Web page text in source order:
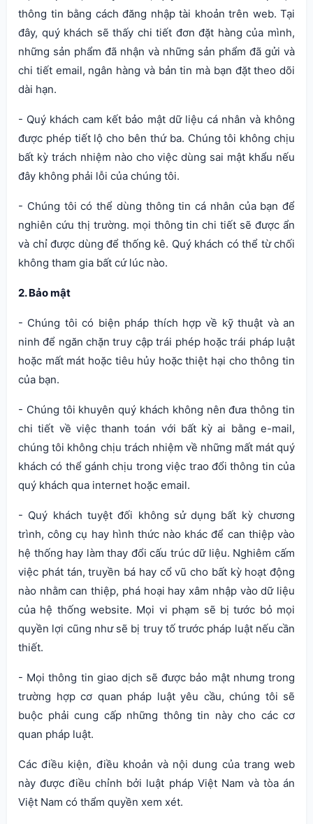
thông tin bằng cách đăng nhập tài khoản trên web. Tại
đây, quý khách sẽ thấy chi tiết đơn đặt hàng của mình,
những sản phẩm đã nhận và những sản phẩm đã gửi và
chi tiết email, ngân hàng và bản tin mà bạn đặt theo dõi
dài hạn.
- Quý khách cam kết bảo mật dữ liệu cá nhân và không
được phép tiết lộ cho bên thứ ba. Chúng tôi không chịu
bất kỳ trách nhiệm nào cho việc dùng sai mật khẩu nếu
đây không phải lỗi của chúng tôi.
- Chúng tôi có thể dùng thông tin cá nhân của bạn để
nghiên cứu thị trường. mọi thông tin chi tiết sẽ được ẩn
và chỉ được dùng để thống kê. Quý khách có thể từ chối
không tham gia bất cứ lúc nào.
2. Bảo mật
- Chúng tôi có biện pháp thích hợp về kỹ thuật và an
ninh để ngăn chặn truy cập trái phép hoặc trái pháp luật
hoặc mất mát hoặc tiêu hủy hoặc thiệt hại cho thông tin
của bạn.
- Chúng tôi khuyên quý khách không nên đưa thông tin
chi tiết về việc thanh toán với bất kỳ ai bằng e-mail,
chúng tôi không chịu trách nhiệm về những mất mát quý
khách có thể gánh chịu trong việc trao đổi thông tin của
quý khách qua internet hoặc email.
- Quý khách tuyệt đối không sử dụng bất kỳ chương
trình, công cụ hay hình thức nào khác để can thiệp vào
hệ thống hay làm thay đổi cấu trúc dữ liệu. Nghiêm cấm
việc phát tán, truyền bá hay cổ vũ cho bất kỳ hoạt động
nào nhằm can thiệp, phá hoại hay xâm nhập vào dữ liệu
của hệ thống website. Mọi vi phạm sẽ bị tước bỏ mọi
quyền lợi cũng như sẽ bị truy tố trước pháp luật nếu cần
thiết.
- Mọi thông tin giao dịch sẽ được bảo mật nhưng trong
trường hợp cơ quan pháp luật yêu cầu, chúng tôi sẽ
buộc phải cung cấp những thông tin này cho các cơ
quan pháp luật.
Các điều kiện, điều khoản và nội dung của trang web
này được điều chỉnh bởi luật pháp Việt Nam và tòa án
Việt Nam có thẩm quyền xem xét.